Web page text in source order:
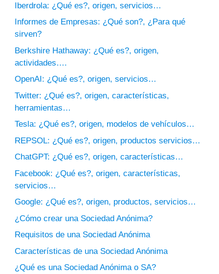
Iberdrola: ¿Qué es?, origen, servicios…
Informes de Empresas: ¿Qué son?, ¿Para qué
sirven?
Berkshire Hathaway: ¿Qué es?, origen,
actividades….
OpenAI: ¿Qué es?, origen, servicios…
Twitter: ¿Qué es?, origen, características,
herramientas…
Tesla: ¿Qué es?, origen, modelos de vehículos…
REPSOL: ¿Qué es?, origen, productos servicios…
ChatGPT: ¿Qué es?, origen, características…
Facebook: ¿Qué es?, origen, características,
servicios…
Google: ¿Qué es?, origen, productos, servicios…
¿Cómo crear una Sociedad Anónima?
Requisitos de una Sociedad Anónima
Características de una Sociedad Anónima
¿Qué es una Sociedad Anónima o SA?